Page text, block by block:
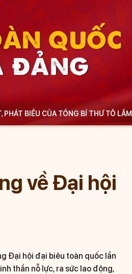
QUỐC
ĐẢNG
PHÁT BIỂU CỦA TỔNG BÍ THƯ TÔ LÂM
về Đại hội
Đại hội đại biêu toàn quốc lần
thần nỗ lực, ra sức lao động,